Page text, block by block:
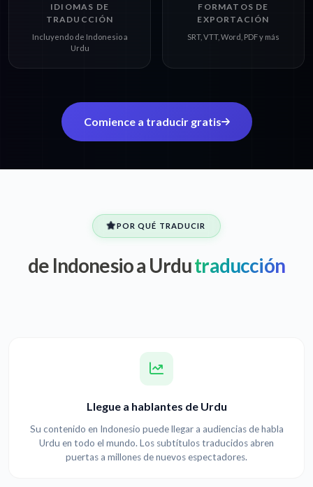
IDIOMAS DE
TRADUCCIÓN
Incluyendo de Indonesio a
Urdu
FORMATOS DE
EXPORTACIÓN
SRT, VTT, Word, PDF y más
Comience a traducir gratis
POR QUÉ TRADUCIR
de Indonesio a Urdutraducción
Llegue a hablantes de Urdu
Su contenido en Indonesio puede llegar a audiencias de habla
Urdu en todo el mundo. Los subtítulos traducidos abren
puertas a millones de nuevos espectadores.